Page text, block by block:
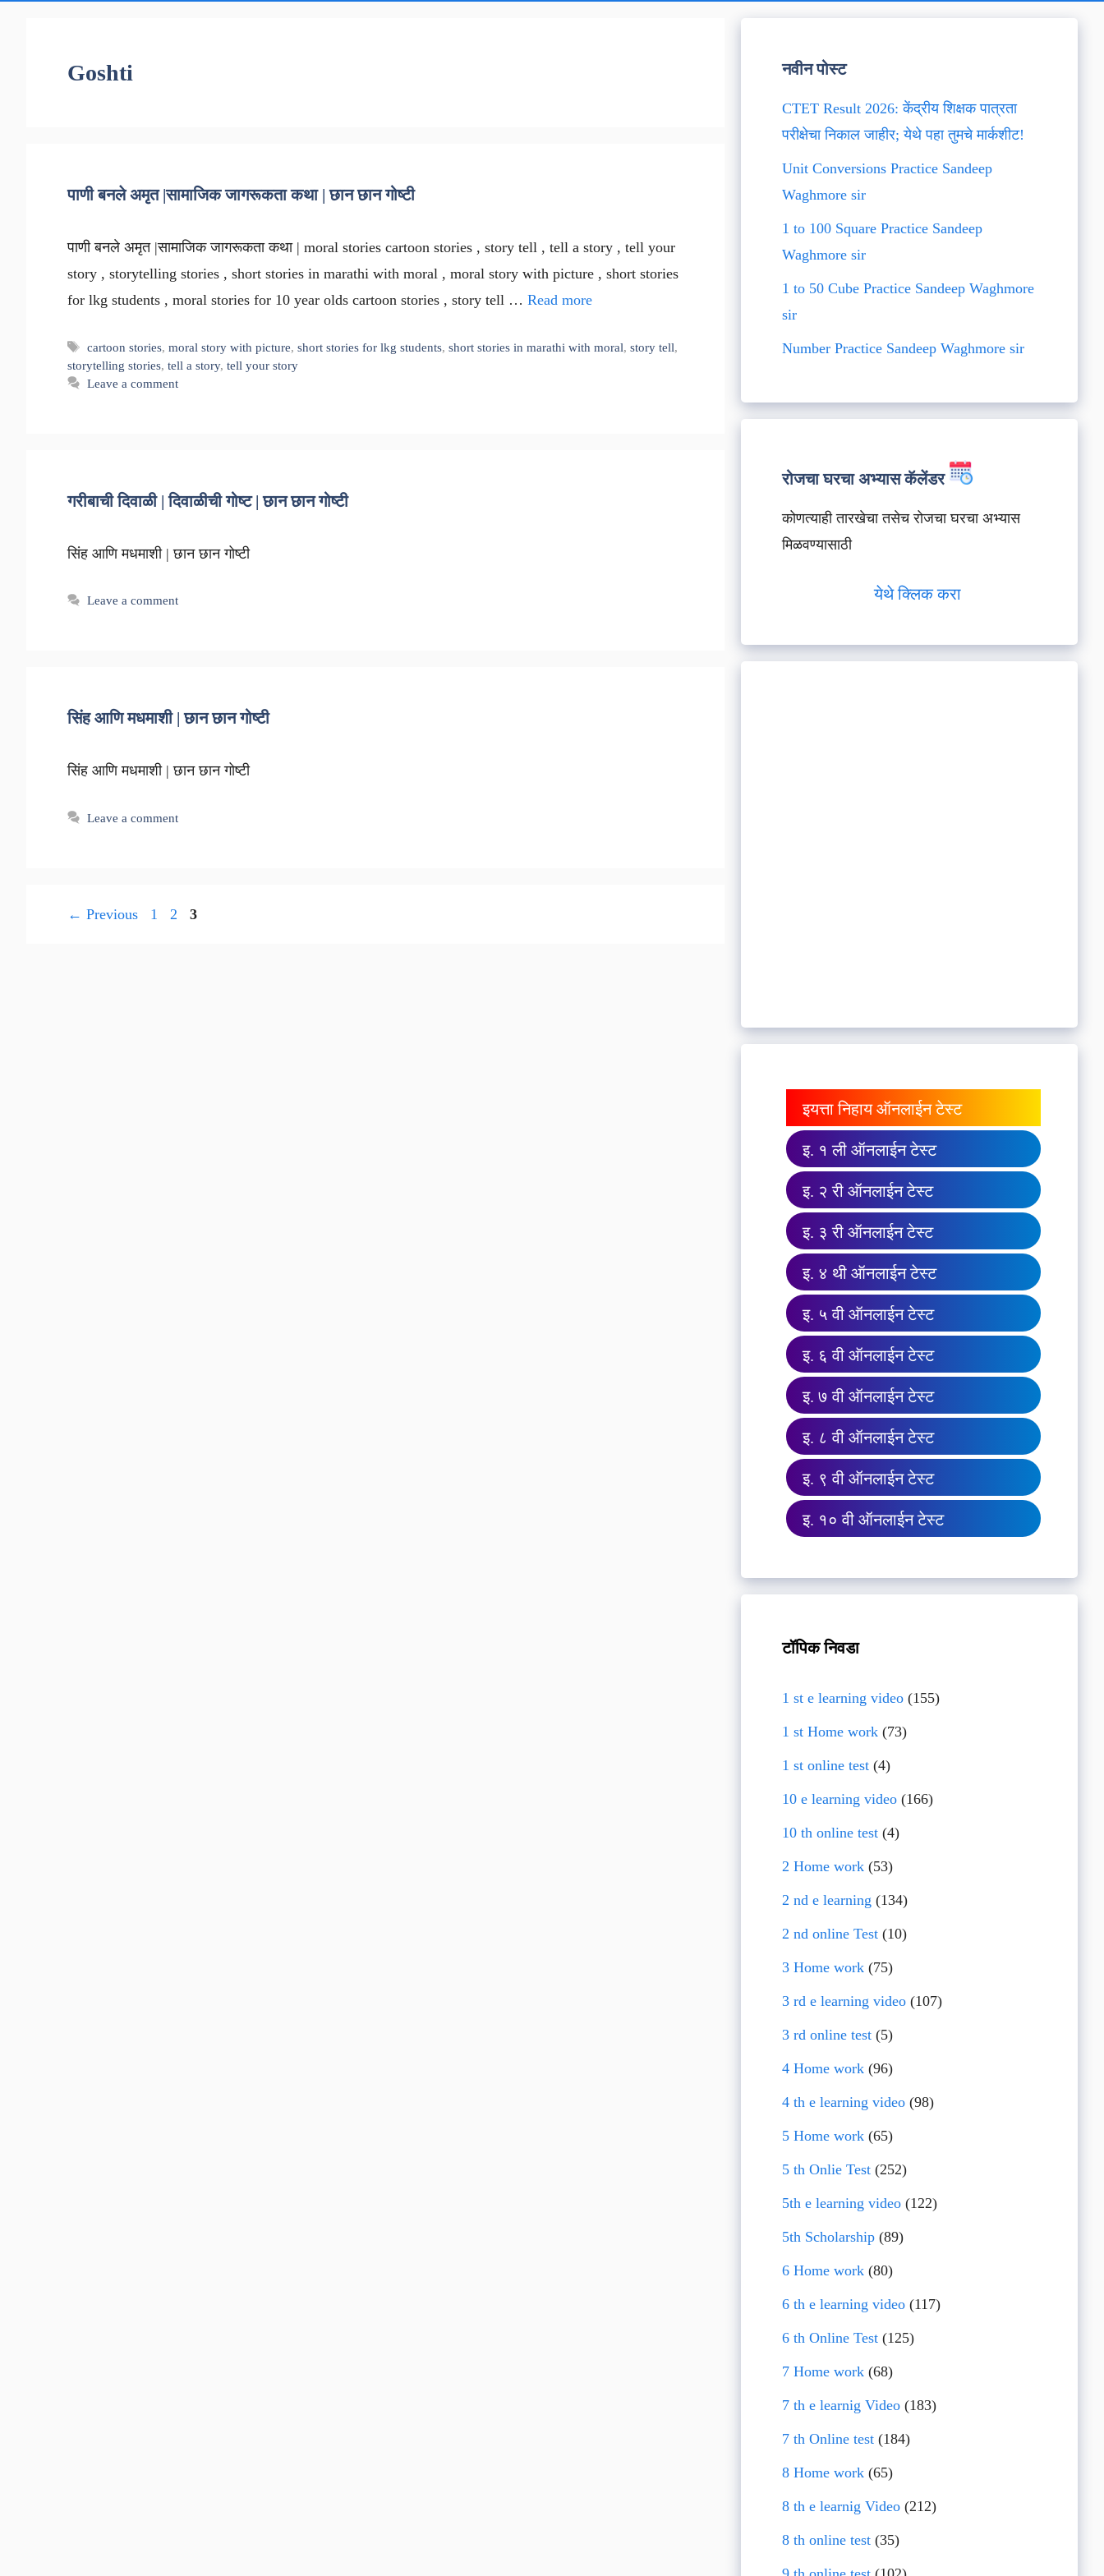
Goshti
पाणी बनले अमृत |सामाजिक जागरूकता कथा | छान छान गोष्टी
पाणी बनले अमृत |सामाजिक जागरूकता कथा | moral stories cartoon stories , story tell , tell a story , tell your
story , storytelling stories , short stories in marathi with moral , moral story with picture , short stories
for lkg students , moral stories for 10 year olds cartoon stories , story tell … Read more
Tags
cartoon stories,moral story with picture,short stories for lkg students,short stories in marathi with moral,story tell,
storytelling stories, tell a story, tell your story
Leave a comment
गरीबाची दिवाळी | दिवाळीची गोष्ट | छान छान गोष्टी
सिंह आणि मधमाशी | छान छान गोष्टी
Leave a comment
सिंह आणि मधमाशी | छान छान गोष्टी
सिंह आणि मधमाशी | छान छान गोष्टी
Leave a comment
← Previous Page
1 Page
2 Page
3
नवीन पोस्ट
CTET Result 2026: केंद्रीय शिक्षक पात्रता
परीक्षेचा निकाल जाहीर; येथे पहा तुमचे मार्कशीट!
Unit Conversions Practice Sandeep
Waghmore sir
1 to 100 Square Practice Sandeep
Waghmore sir
1 to 50 Cube Practice Sandeep Waghmore
sir
Number Practice Sandeep Waghmore sir
रोजचा घरचा अभ्यास कॅलेंडर
कोणत्याही तारखेचा तसेच रोजचा घरचा अभ्यास
मिळवण्यासाठी
येथे क्लिक करा
इयत्ता निहाय ऑनलाईन टेस्ट
इ. १ ली ऑनलाईन टेस्ट
इ. २ री ऑनलाईन टेस्ट
इ. ३ री ऑनलाईन टेस्ट
इ. ४ थी ऑनलाईन टेस्ट
इ. ५ वी ऑनलाईन टेस्ट
इ. ६ वी ऑनलाईन टेस्ट
इ. ७ वी ऑनलाईन टेस्ट
इ. ८ वी ऑनलाईन टेस्ट
इ. ९ वी ऑनलाईन टेस्ट
इ. १० वी ऑनलाईन टेस्ट
टॉपिक निवडा
1 st e learning video(155)
1 st Home work(73)
1 st online test(4)
10 e learning video(166)
10 th online test(4)
2 Home work(53)
2 nd e learning (134)
2 nd online Test(10)
3 Home work(75)
3 rd e learning video(107)
3 rd online test(5)
4 Home work(96)
4 th e learning video(98)
5 Home work(65)
5 th Onlie Test(252)
5th e learning video(122)
5th Scholarship(89)
6 Home work(80)
6 th e learning video(117)
6 th Online Test(125)
7 Home work(68)
7 th e learnig Video(183)
7 th Online test(184)
8 Home work(65)
8 th e learnig Video(212)
8 th online test(35)